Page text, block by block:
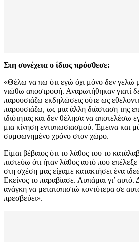
Στη συνέχεια ο ίδιος πρόσθεσε:
«Θέλω να πω ότι εγώ όχι μόνο δεν γελώ
νιώθω αποστροφή. Αναρωτήθηκαν γιατί
παρουσιάζω εκδηλώσεις ούτε ως
παρουσιάζω, ως μια άλλη διάσταση της
ιδιότητας και δεν θέλησα να αποτελέσω
μια κίνηση εντυπωσιασμού. Έμεινα και
συμφωνημένο χρόνο στον χώρο.
Είμαι βέβαιος ότι το λάθος του το
πιστεύω ότι ήταν λάθος αυτό που επέλεξε
στη σχέση μας είχαμε κατακτήσει ένα
Εκείνος το παραβίασε. Λυπάμαι γι’
ανάγκη να μετατοπιστώ κοντύτερα σε
πρεσβεύει».